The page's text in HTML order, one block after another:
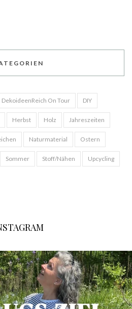
DekoideenReich On Tour DIY
Herbst Holz Jahreszeiten
Naturmaterial Ostern
Sommer Stoff/Nähen Upcycling